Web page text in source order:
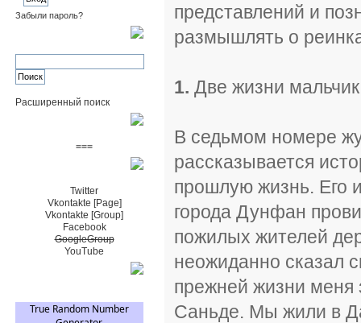
Забыли пароль?
Расширенный поиск
===
Twitter
Vkontakte [Page]
Vkontakte [Group]
Facebook
GoogleGroup
YouTube
представлений и
размышлять о
1. Две жизни
В седьмом номере
рассказывается
прошлую жизнь. Его
города Дунфан
пожилых жителей
неожиданно сказал
прежней жизни меня
Саньде. Мы жили в